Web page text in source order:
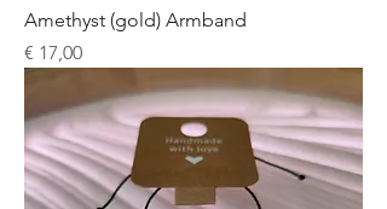
Amethyst (gold) Armband
Preis
€ 17,00